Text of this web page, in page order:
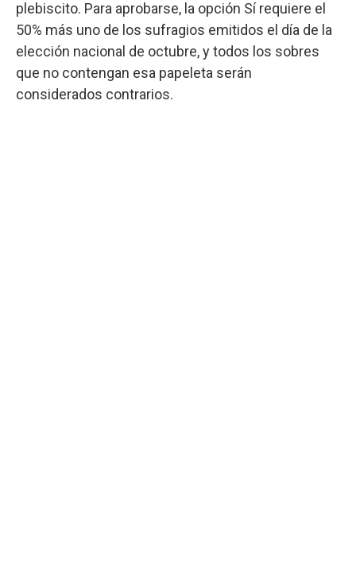
plebiscito. Para aprobarse, la opción Sí requiere el
50% más uno de los sufragios emitidos el día de la
elección nacional de octubre, y todos los sobres
que no contengan esa papeleta serán
considerados contrarios.